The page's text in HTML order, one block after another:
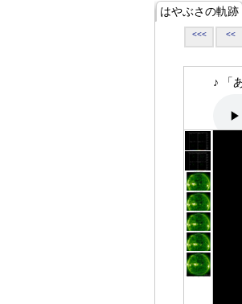
はやぶさの軌跡
<<< <<
♪ 「